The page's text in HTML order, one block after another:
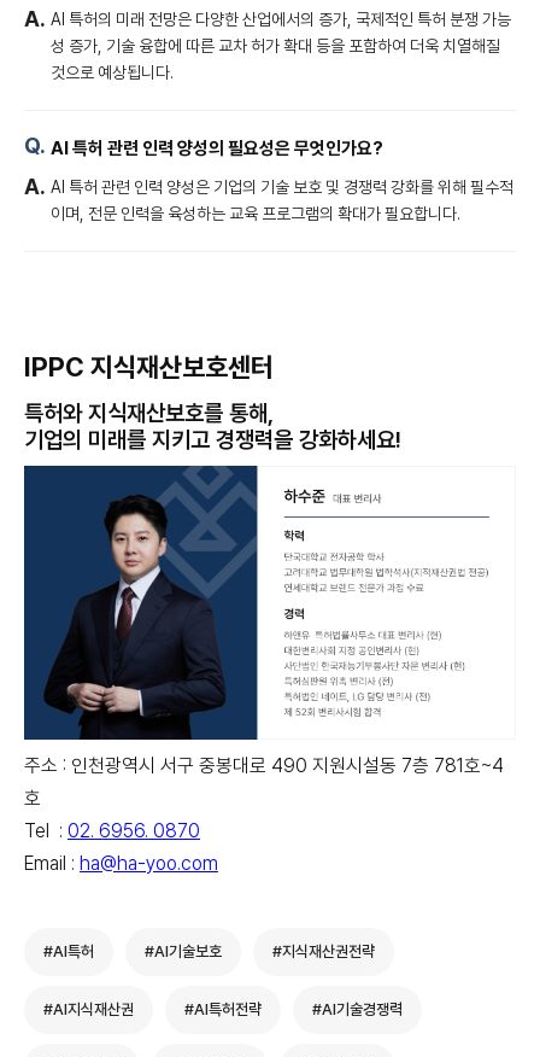
AI 특허의 미래 전망은 다양한 산업에서의 증가, 국제적인 특허 분쟁 가능
성 증가, 기술 융합에 따른 교차 허가 확대 등을 포함하여 더욱 치열해질
것으로 예상됩니다.
AI 특허 관련 인력 양성의 필요성은 무엇인가요?
AI 특허 관련 인력 양성은 기업의 기술 보호 및 경쟁력 강화를 위해 필수적
이며, 전문 인력을 육성하는 교육 프로그램의 확대가 필요합니다.
IPPC 지식재산보호센터
특허와 지식재산보호를 통해,
기업의 미래를 지키고 경쟁력을 강화하세요!
주소 : 인천광역시 서구 중봉대로 490 지원시설동 7층 781호~4
호
Tel : 02. 6956. 0870
Email : ha@ha-yoo.com
#AI특허 #AI기술보호 #지식재산권전략
#AI지식재산권 #AI특허전략 #AI기술경쟁력